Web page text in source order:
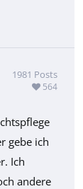
1981 Posts
564
gebe ich
Ich
andere